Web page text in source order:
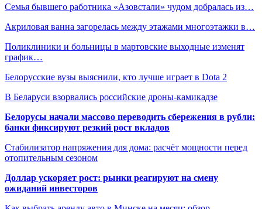
Семья бывшего работника «Азовстали» чудом добралась из…
Акриловая ванна загорелась между этажами многоэтажки в…
Поликлиники и больницы в мартовские выходные изменят
график…
Белорусские вузы выяснили, кто лучше играет в Dota 2
В Беларуси взорвались российские дроны-камикадзе
Белорусы начали массово переводить сбережения в рубли:
банки фиксируют резкий рост вкладов
Стабилизатор напряжения для дома: расчёт мощности перед
отопительным сезоном
Доллар ускоряет рост: рынки реагируют на смену
ожиданий инвесторов